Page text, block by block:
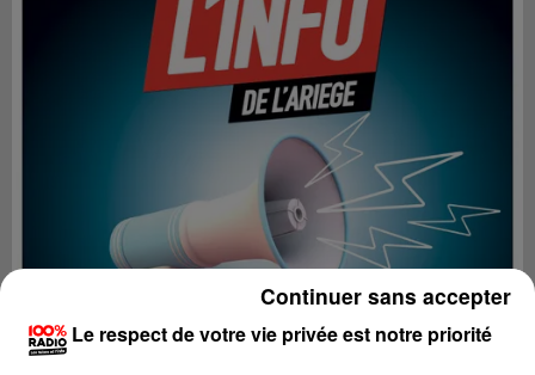
Le respect de votre vie privée est notre priorité
Continuer sans accepter